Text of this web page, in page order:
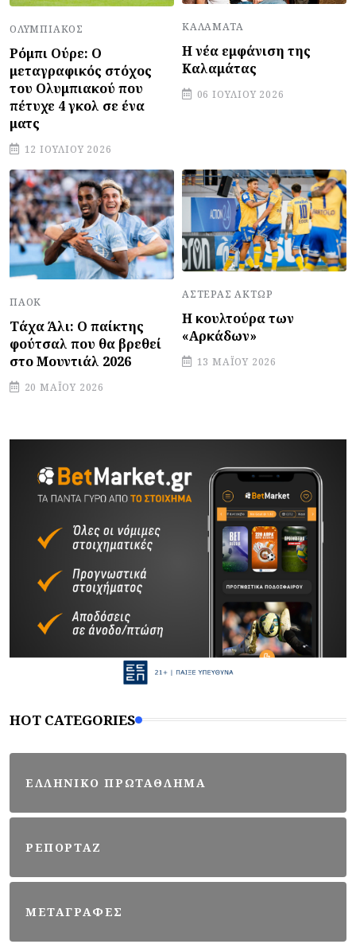
ΟΛΥΜΠΙΑΚΌΣ
Ρόμπι Ούρε: Ο
μεταγραφικός στόχος
του Ολυμπιακού που
πέτυχε 4 γκολ σε ένα
ματς
12 ΙΟΥΛΊΟΥ 2026
ΚΑΛΑΜΆΤΑ
Η νέα εμφάνιση της
Καλαμάτας
06 ΙΟΥΛΊΟΥ 2026
ΠΑΟΚ
Τάχα Άλι: Ο παίκτης
φούτσαλ που θα βρεθεί
στο Μουντιάλ 2026
20 ΜΑΪ́ΟΥ 2026
ΑΣΤΈΡΑΣ ΆΚΤΩΡ
Η κουλτούρα των
«Αρκάδων»
13 ΜΑΪ́ΟΥ 2026
HOT CATEGORIES
ΕΛΛΗΝΙΚΟ ΠΡΩΤΑΘΛΗΜΑ
ΡΕΠΟΡΤΑΖ
ΜΕΤΑΓΡΑΦΕΣ